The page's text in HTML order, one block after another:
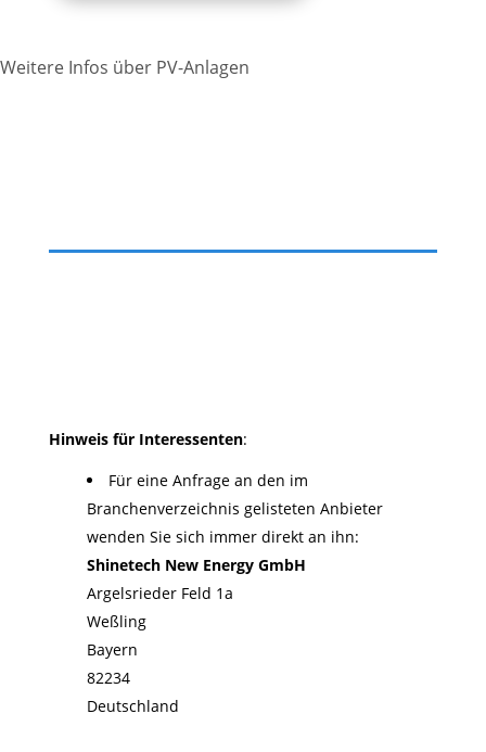
Weitere Infos über PV-Anlagen
Hinweis für Interessenten:
Für eine Anfrage an den im
Branchenverzeichnis gelisteten Anbieter
wenden Sie sich immer direkt an ihn:
Shinetech New Energy GmbH
Argelsrieder Feld 1a
Weßling
Bayern
82234
Deutschland